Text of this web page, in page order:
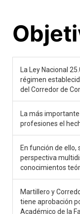
La Ley Nacional
régimen
del Corredor de
La más
profesiones el
En función de
perspectiva
conocimientos
Martillero y
tiene aprobación
Académico de la